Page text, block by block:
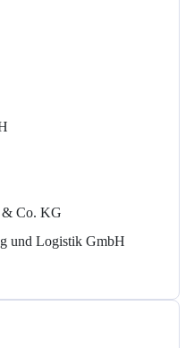
Co. KG
und Logistik GmbH